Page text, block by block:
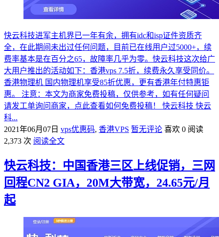
快云科技进军主机界已一年有余，拥有idc和isp证件资质齐
全，在此期间未出过任何问题，目前已在线用户过5000+，续
费率基本是在百分之65，故障率几乎为零。快云科技这次给广
大用户推出的活动如下：香港vps 7.5折，续费永久享受同价。
香港物理机 国内物理机享受85折优惠，更有香港年付特惠钜
惠。 注意：本文为商家免费投稿，仅供参考，如有任何疑问
请发工单询问商家，点此查看如何免费投稿！ 快云科技 快云
科...
2021年06月07日 vps优惠码, 香港VPS 暂无评论 喜欢 0 阅读
2,373 次 阅读全文
快云科技：中国香港三区上线促销，三网
回程CN2 GIA，20M大带宽，24.65元/月
起